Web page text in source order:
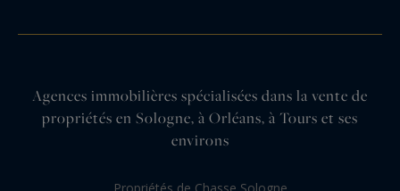
Agences immobilières spécialisées dans la vente de
propriétés en Sologne, à Orléans, à Tours et ses
environs